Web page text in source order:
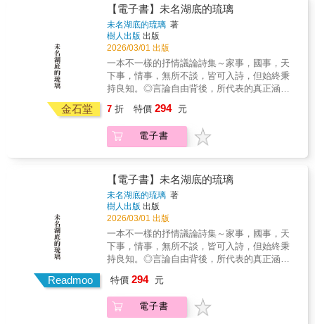
某些作品比如〈閨房〉一詩在網上刊出也引發
熱議甚至攻擊，似乎觸動了某些緊張或禁忌，
不忌諱被冠上同志詩人標籤的周先陌，也大方
面對，認為引起討論不是壞事。這是一冊極具
辨識度與實驗精神的詩集，以平實語調書寫家
族悲歌，於抽象與現實之間取得絕佳平衡。儘
管有些現實以文字不容易抵達，但一片赤誠的
作者正是「知道無法抵達，才奮力觸碰它。」
以不世故，故不世出不安於室，詩之教也。我
最愛「使用直白、犀利、冷傲的字句，包裹住
危險的風景、瘋狂的心緒」的那種詩。以不世
說，天搖地動。我懷疑這是一種「衛生紙」詩
派，但居然有著梔子花的芳香。淫而不爽，甜
而不膩，觸處是一種好笑的悲哀。難怪詩人
講：「學長讀了，抬起頭來笑，說我很有才
華。」我在想，學長笑的時候一隻手有沒有去
拉面紙來，擦淚。 ──唐捐（詩人）先陌的文字
氣息生動，是燒紅的炭火上，以煮沸的滾水泡
出的岩茶，令人屏息同時又忍不住深吸。《赤
子》的內容亦如岩茶般濃烈厚重，讀幾首就需
味過一詩集如《赤子》，讓我不斷想起一款岩
茶品種與之相應，即鐵羅漢。多首詩作如鐵羅
扇門其實都一直在那兒，於是走了出去，從此
所有曾遇過的壞東西都成了他的養分，繼續跌
跌撞撞，各種擦傷成詩。他從幾年來累積的兩
百首詩中挑出這四十九首，基準是仍能在閱讀
時刺痛他的作品。全書三輯分別呈現赤子的
「三態」：創傷噴濺的血色，情愛與慾望中的
裸裎，以及與世相違、起著紅疹的肌膚。詩人
一心嚮往絢爛遺世，卻也意外選了許多跟母親
和所成長土地緊密綑綁的誠實動人篇章，成就
又冷不防潑金灑紅，閃現官能性強烈的意象。
如楊佳嫻在書末與先陌筆談中寫到，他的詩對
金色、對神話都頗有感應，呈現驚奇亮點：
某些作品比如〈閨房〉一詩在網上刊出也引發
熱議甚至攻擊，似乎觸動了某些緊張或禁忌，
不忌諱被冠上同志詩人標籤的周先陌，也大方
面對，認為引起討論不是壞事。這是一冊極具
辨識度與實驗精神的詩集，以平實語調書寫家
族悲歌，於抽象與現實之間取得絕佳平衡。儘
管有些現實以文字不容易抵達，但一片赤誠的
以不世故，故不世出不安於室，詩之教也。我
最愛「使用直白、犀利、冷傲的字句，包裹住
危險的風景、瘋狂的心緒」的那種詩。以不世
金石堂
【電子書】未名湖底的琉璃
未名湖底的琉璃 著
樹人出版 出版
2026/03/01 出版
一本不一樣的抒情議論詩集～家事，國事，天
下事，情事，無所不談，皆可入詩，但始終秉
持良知。◎言論自由背後，所代表的真正涵義
的人。◎當今天下猶如新版三國，不同的是，
這個世界已無法再被誰統一，唯有共榮。◎愛
才是此行真正的目的，情才是今生最美的曾
了微博上一個遍尋不遇的幽靈，可以發文但是
網友看不到，必須先至某人的評論區下留言，
然後，對方才能以你的留言當窗口，點開你的
微博...投稿了十二家出版社，音訊全無。最後
決定自費出書。挑了436篇，分成三部:上篇: 談
論國事下篇: 記錄修行中篇: 走過曾經算是為這
趟人間行旅留下了點滴的筆墨足跡◎代理經
銷：白象文化更多精彩內容請見
http://www.pressstore.com.tw/freereading/
7 折 特價 294 元
電子書
Readmoo
【電子書】未名湖底的琉璃
未名湖底的琉璃 著
樹人出版 出版
2026/03/01 出版
一本不一樣的抒情議論詩集～家事，國事，天
下事，情事，無所不談，皆可入詩，但始終秉
持良知。◎言論自由背後，所代表的真正涵義
的人。◎當今天下猶如新版三國，不同的是，
這個世界已無法再被誰統一，唯有共榮。◎愛
才是此行真正的目的，情才是今生最美的曾
特價 294 元
電子書